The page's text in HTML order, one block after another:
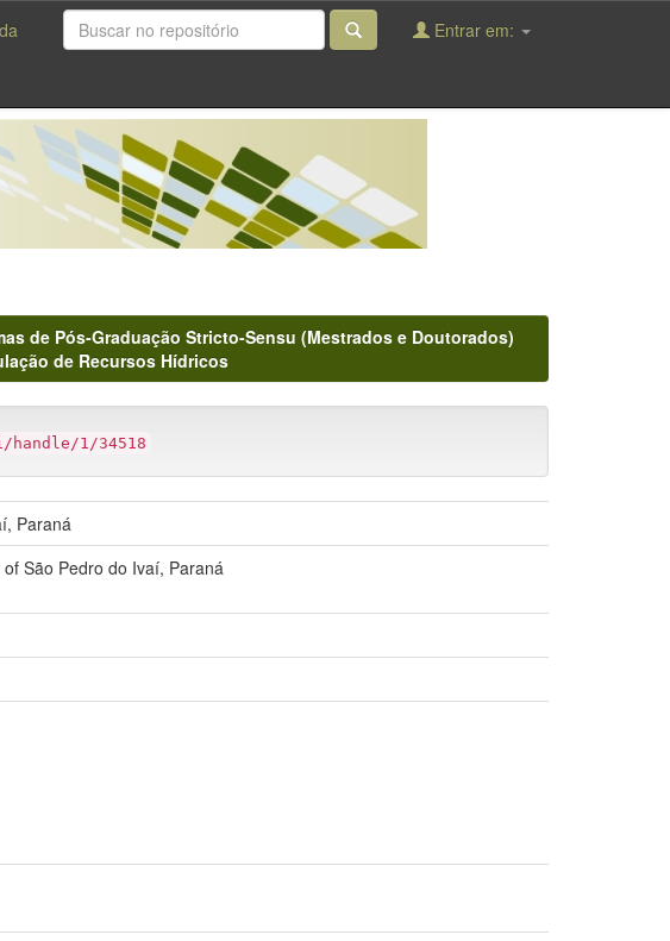
Entrar em:
de Pós-Graduação Stricto-Sensu (Mestrados e Doutorados)
de Recursos Hídricos
1/34518
Paraná
São Pedro do Ivaí, Paraná